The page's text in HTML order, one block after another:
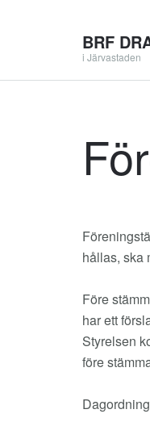
BRF
i Järvastaden
hållas, ska
Före
har ett
Styrelsen
före